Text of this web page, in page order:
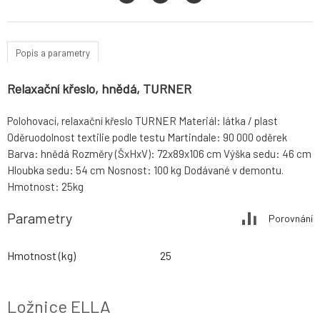
Popis a parametry
Relaxační křeslo, hnědá, TURNER
Polohovací, relaxační křeslo TURNER Materiál: látka / plast
Oděruodolnost textilie podle testu Martindale: 90 000 oděrek
Barva: hnědá Rozměry (ŠxHxV): 72x89x106 cm Výška sedu: 46 cm
Hloubka sedu: 54 cm Nosnost: 100 kg Dodávané v demontu.
Hmotnost: 25kg
Parametry Porovnání
Hmotnost (kg) 25
Ložnice ELLA